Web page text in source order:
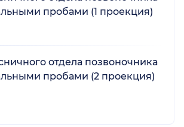
пробами (1 проекция)
отдела позвоночника
пробами (2 проекция)